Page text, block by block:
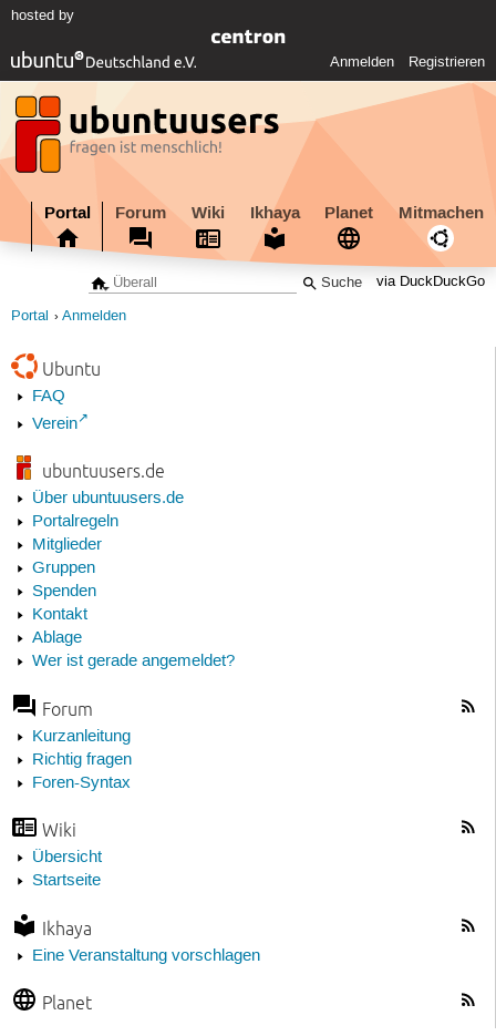
hosted by
Anmelden Registrieren
Portal Forum Wiki Ikhaya Planet Mitmachen
via DuckDuckGo
Portal Anmelden
Ubuntu
FAQ
Verein
ubuntuusers.de
Über ubuntuusers.de
Portalregeln
Mitglieder
Gruppen
Spenden
Kontakt
Ablage
Wer ist gerade angemeldet?
Forum
Kurzanleitung
Richtig fragen
Foren-Syntax
Wiki
Übersicht
Startseite
Ikhaya
Eine Veranstaltung vorschlagen
Planet